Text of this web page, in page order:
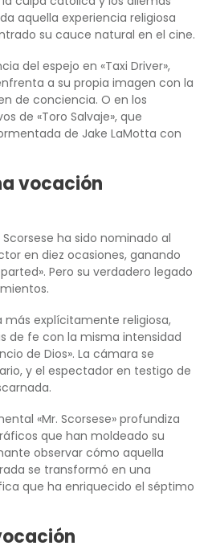
aquella experiencia religiosa
su cauce natural en el cine.
del espejo en «Taxi Driver»,
a su propia imagen con la
de conciencia. O en los
de «Toro Salvaje», que
de Jake LaMotta con
vocación
ha sido nominado al
en diez ocasiones, ganando
Pero su verdadero legado
más explícitamente religiosa,
de fe con la misma intensidad
de Dios». La cámara se
y el espectador en testigo de
«Mr. Scorsese» profundiza
que han moldeado su
observar cómo aquella
se transformó en una
que ha enriquecido el séptimo